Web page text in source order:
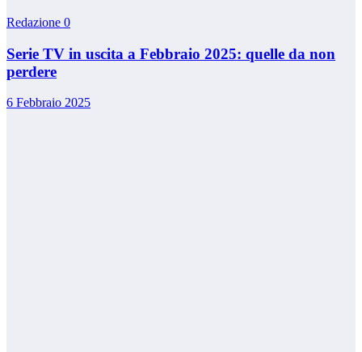
Redazione 0
Serie TV in uscita a Febbraio 2025: quelle da non
perdere
6 Febbraio 2025